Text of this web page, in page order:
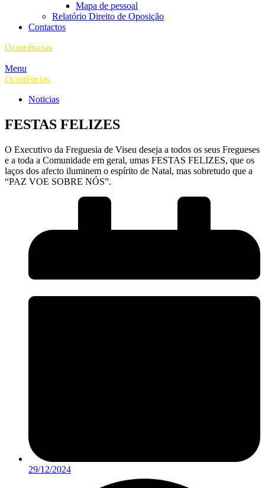
Mapa de pessoal
Relatório Direito de Oposição
Contactos
Ocorrências
Menu
Ocorrências
Noticias
FESTAS FELIZES
O Executivo da Freguesia de Viseu deseja a todos os seus Fregueses
e a toda a Comunidade em geral, umas FESTAS FELIZES, que os
laços dos afecto iluminem o espírito de Natal, mas sobretudo que a
“PAZ VOE SOBRE NÓS”.
29/12/2024